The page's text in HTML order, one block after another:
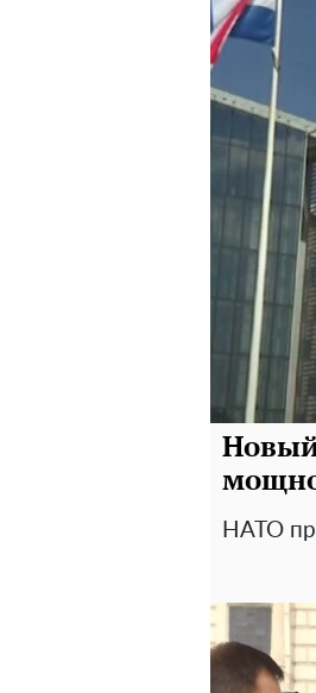
НАТО